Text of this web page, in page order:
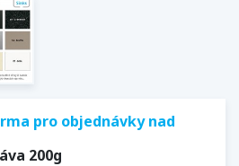
pro objednávky nad
200g